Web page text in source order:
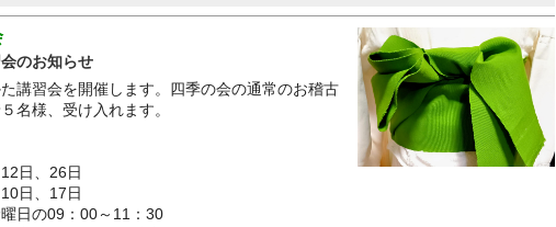
のお知らせ
講習会を開催します。四季の会の通常のお稽古
名様、受け入れます。
日、26日
日、17日
日の09：00～11：30